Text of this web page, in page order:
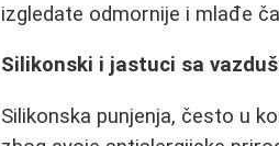
izgledate odmornije i mlađe
Silikonski i jastuci sa
Silikonska punjenja, često u